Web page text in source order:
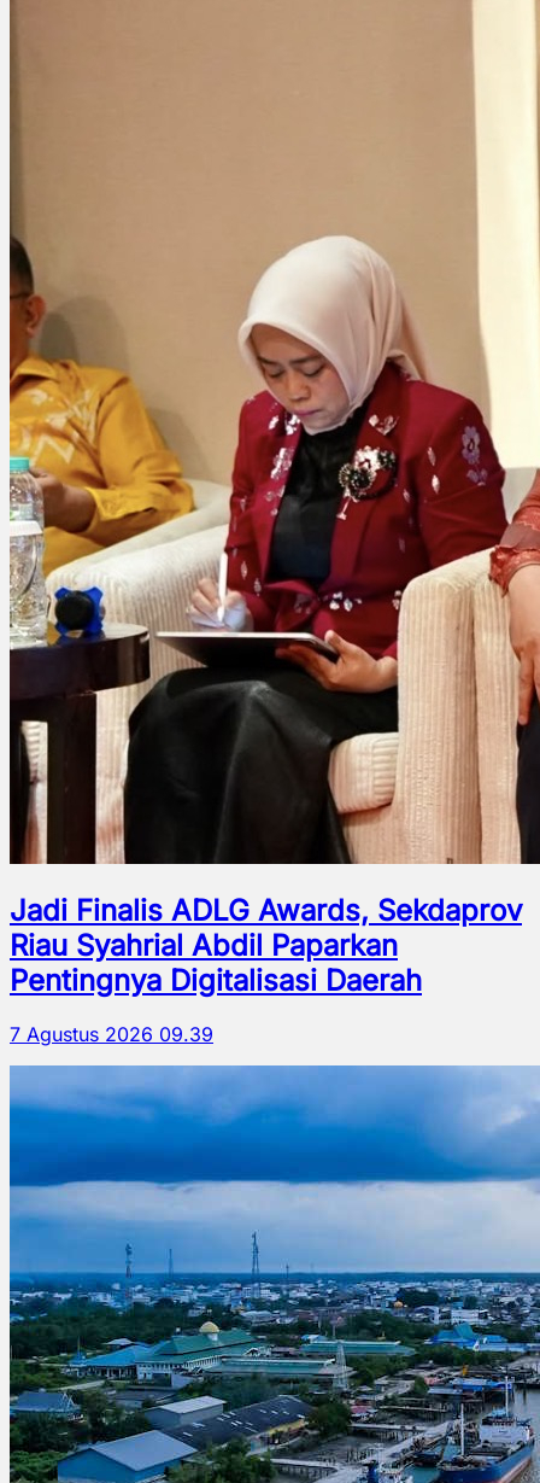
Jadi Finalis ADLG Awards, Sekdaprov
Riau Syahrial Abdil Paparkan
Pentingnya Digitalisasi Daerah
7 Agustus 2026 09.39